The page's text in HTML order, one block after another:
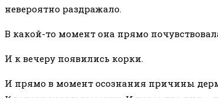
невероятно раздражало.
В какой-то момент она прямо
И к вечеру появились корки.
И прямо в момент осознания причины